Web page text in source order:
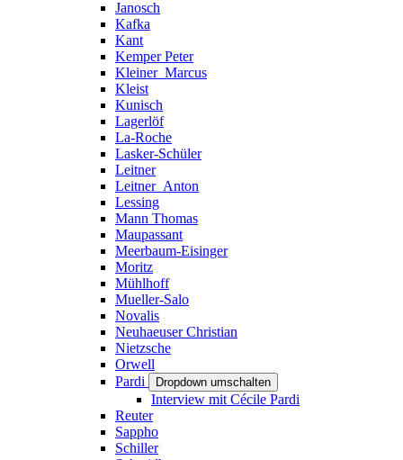
Janosch
Kafka
Kant
Kemper Peter
Kleiner_Marcus
Kleist
Kunisch
Lagerlöf
La-Roche
Lasker-Schüler
Leitner
Leitner_Anton
Lessing
Mann Thomas
Maupassant
Meerbaum-Eisinger
Moritz
Mühlhoff
Mueller-Salo
Novalis
Neuhaeuser Christian
Nietzsche
Orwell
Pardi
Dropdown umschalten
Interview mit Cécile Pardi
Reuter
Sappho
Schiller